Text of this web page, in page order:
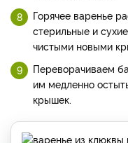
Горячее варенье
стерильные и
чистыми новыми
Переворачиваем
им медленно
крышек.